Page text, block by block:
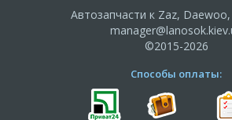
Автозапчасти к Zaz,
©2015-2026
Способы оплаты: